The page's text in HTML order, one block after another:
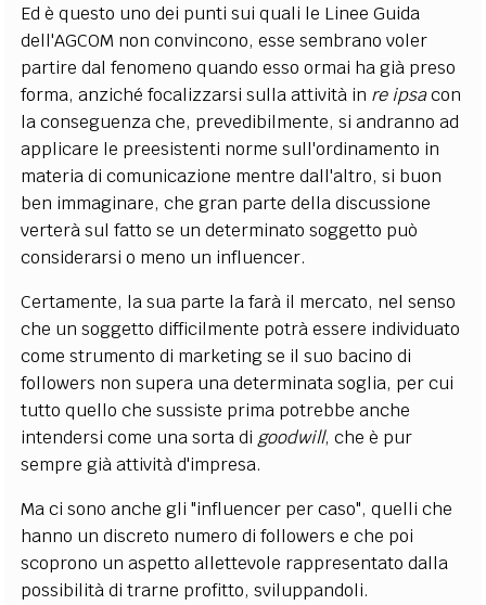
Ed è questo uno dei punti sui quali le Linee Guida
dell'AGCOM non convincono, esse sembrano voler
partire dal fenomeno quando esso ormai ha già preso
forma, anziché focalizzarsi sulla attività in re ipsacon
la conseguenza che, prevedibilmente, si andranno ad
applicare le preesistenti norme sull'ordinamento in
materia di comunicazione mentre dall'altro, si buon
ben immaginare, che gran parte della discussione
verterà sul fatto se un determinato soggetto può
considerarsi o meno un influencer.
Certamente, la sua parte la farà il mercato, nel senso
che un soggetto difficilmente potrà essere individuato
come strumento di marketing se il suo bacino di
followers non supera una determinata soglia, per cui
tutto quello che sussiste prima potrebbe anche
intendersi come una sorta di goodwill, che è pur
sempre già attività d'impresa.
Ma ci sono anche gli "influencer per caso", quelli che
hanno un discreto numero di followers e che poi
scoprono un aspetto allettevole rappresentato dalla
possibilità di trarne profitto, sviluppandoli.